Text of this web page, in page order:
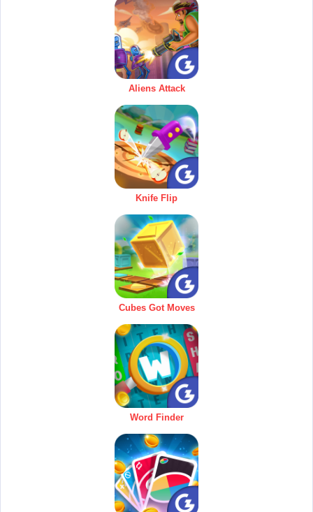
Aliens Attack
Knife Flip
Cubes Got Moves
Word Finder